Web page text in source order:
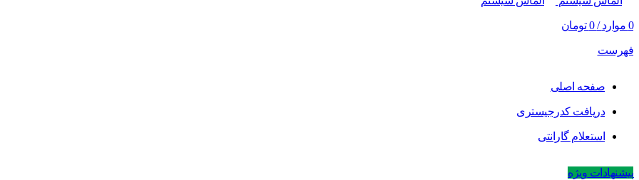
0 موارد /
0 تومان
فهرست
صفحه اصلی
دریافت کدرجیستری
استعلام گارانتی
پیشنهادات ویژه